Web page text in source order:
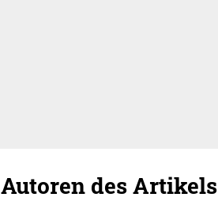
Autoren des Artikels